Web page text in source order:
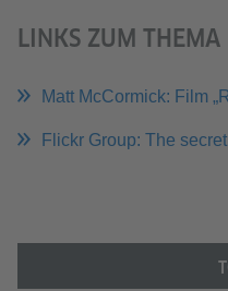
LINKS ZUM THEMA
Matt McCormick: Film
Flickr Group: The